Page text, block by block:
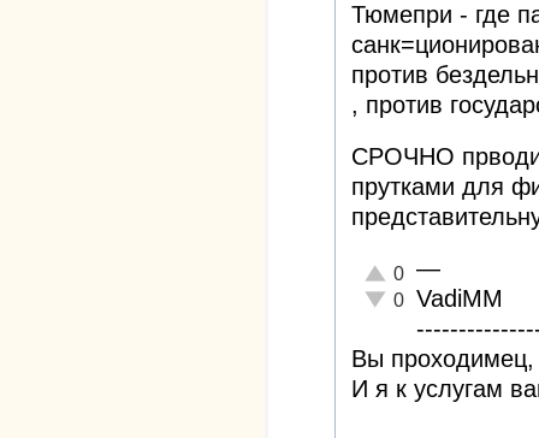
Тюмепри - где
против
, против
СРОЧНО
прутками для
Отлично!
0
Неадекватно!
0
—
VadiMM
Вы проходимец,
И я к услугам